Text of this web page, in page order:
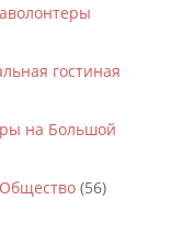
гостиная
на Большой
(56)